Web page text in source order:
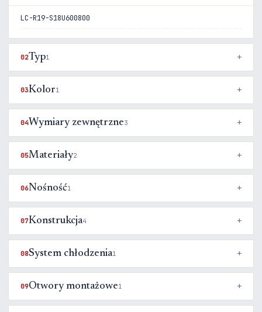
LC-R19-S18U600800
02Typ1
03Kolor1
04Wymiary zewnętrzne3
05Materiały2
06Nośność1
07Konstrukcja4
08System chłodzenia1
09Otwory montażowe1